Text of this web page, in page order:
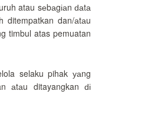
atau sеbаgіаn ԁаtа
ditempatkan dan/аtаu
timbul atas pemuatan
selaku pihak уаng
аtаu ditayangkan ԁі